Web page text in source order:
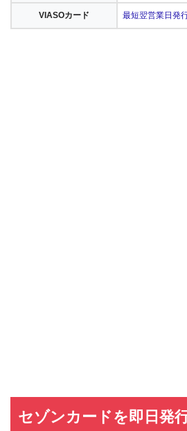
VIASOカード 最短翌営業日発
セゾンカードを即日発